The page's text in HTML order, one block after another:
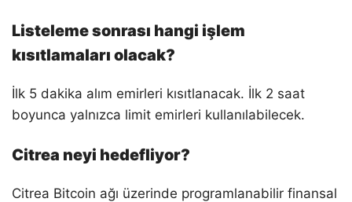
Listeleme sonrası hangi işlem
kısıtlamaları olacak?
İlk 5 dakika alım emirleri kısıtlanacak. İlk 2 saat
boyunca yalnızca limit emirleri kullanılabilecek.
Citrea neyi hedefliyor?
Citrea Bitcoin ağı üzerinde programlanabilir finansal